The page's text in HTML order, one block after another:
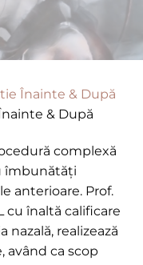
Înainte & După
& După
complexă
îmbunătăți
anterioare. Prof.
cu înaltă calificare
nazală, realizează
având ca scop